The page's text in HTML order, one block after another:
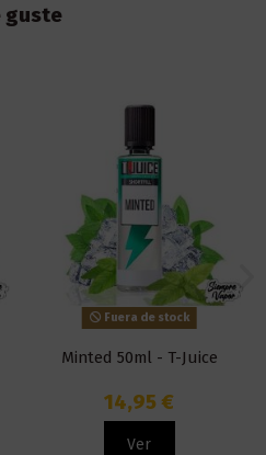
guste
Fuera de stock
Minted 50ml - T-Juice
14,95 €
Ver